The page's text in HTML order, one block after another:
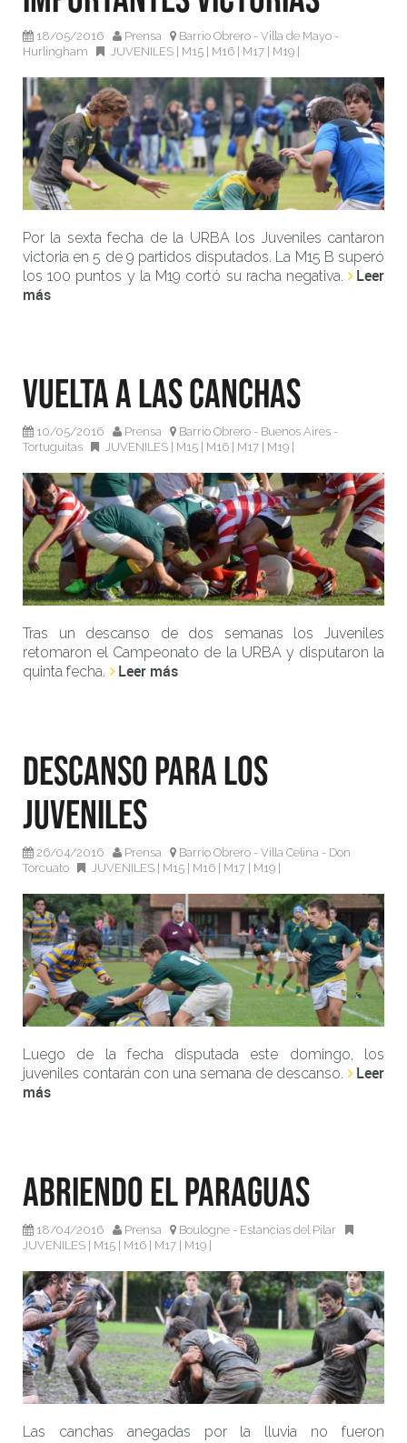
18/05/2016 Prensa
Barrio Obrero - Villa de Mayo -
Hurlingham
JUVENILES| M15| M16| M17| M19|
Por la sexta fecha de la URBA los Juveniles cantaron
victoria en 5 de 9 partidos disputados. La M15 B superó
los 100 puntos y la M19 cortó su racha negativa.
Leer
más
Vuelta a las canchas
10/05/2016 Prensa
Barrio Obrero - Buenos Aires -
Tortuguitas
JUVENILES| M15| M16| M17| M19|
Tras un descanso de dos semanas los Juveniles
retomaron el Campeonato de la URBA y disputaron la
quinta fecha.
Leer más
Descanso para los
Juveniles
26/04/2016 Prensa
Barrio Obrero - Villa Celina - Don
Torcuato
JUVENILES| M15| M16| M17| M19|
Luego de la fecha disputada este domingo, los
juveniles contarán con una semana de descanso.
Leer
más
Abriendo el paraguas
18/04/2016 Prensa
Boulogne - Estancias del Pilar
JUVENILES
M15 M16 M17 M19
Las canchas anegadas por la lluvia no fueron